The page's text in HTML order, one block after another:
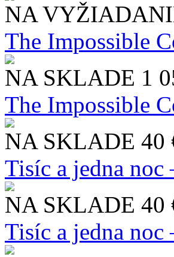
NA
The Impossible
NA SKLADE 1
The Impossible
NA SKLADE 40
Tisíc a jedna noc
NA SKLADE 40
Tisíc a jedna noc